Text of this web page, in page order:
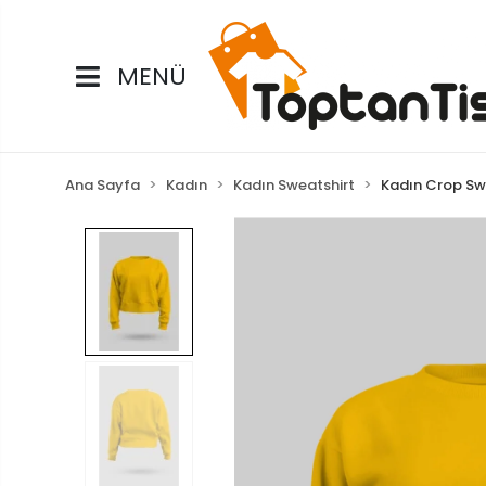
MENÜ
Ana Sayfa Kadın Kadın Sweatshirt Kadın Crop